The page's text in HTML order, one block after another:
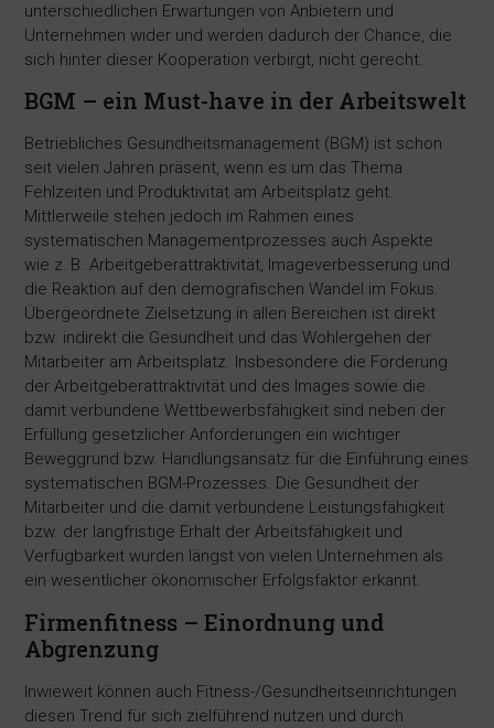
unterschiedlichen Erwartungen von Anbietern und
Unternehmen wider und werden dadurch der Chance, die
sich hinter dieser Kooperation verbirgt, nicht gerecht.
BGM – ein Must-have in der Arbeitswelt
Betriebliches Gesundheitsmanagement (BGM) ist schon
seit vielen Jahren präsent, wenn es um das Thema
Fehlzeiten und Produktivität am Arbeitsplatz geht.
Mittlerweile stehen jedoch im Rahmen eines
systematischen Managementprozesses auch Aspekte
wie z. B. Arbeitgeberattraktivität, Imageverbesserung und
die Reaktion auf den demografischen Wandel im Fokus.
Übergeordnete Zielsetzung in allen Bereichen ist direkt
bzw. indirekt die Gesundheit und das Wohlergehen der
Mitarbeiter am Arbeitsplatz. Insbesondere die Förderung
der Arbeitgeberattraktivität und des Images sowie die
damit verbundene Wettbewerbsfähigkeit sind neben der
Erfüllung gesetzlicher Anforderungen ein wichtiger
Beweggrund bzw. Handlungsansatz für die Einführung eines
systematischen BGM-Prozesses. Die Gesundheit der
Mitarbeiter und die damit verbundene Leistungsfähigkeit
bzw. der langfristige Erhalt der Arbeitsfähigkeit und
Verfügbarkeit wurden längst von vielen Unternehmen als
ein wesentlicher ökonomischer Erfolgsfaktor erkannt.
Firmenfitness – Einordnung und
Abgrenzung
Inwieweit können auch Fitness-/Gesundheitseinrichtungen
diesen Trend für sich zielführend nutzen und durch